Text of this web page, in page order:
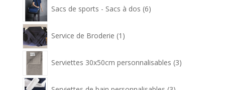
Sacs de sports - Sacs à dos 6
produits
Service de Broderie 1
produit
Serviettes 30x50cm personnalisables 3
produits